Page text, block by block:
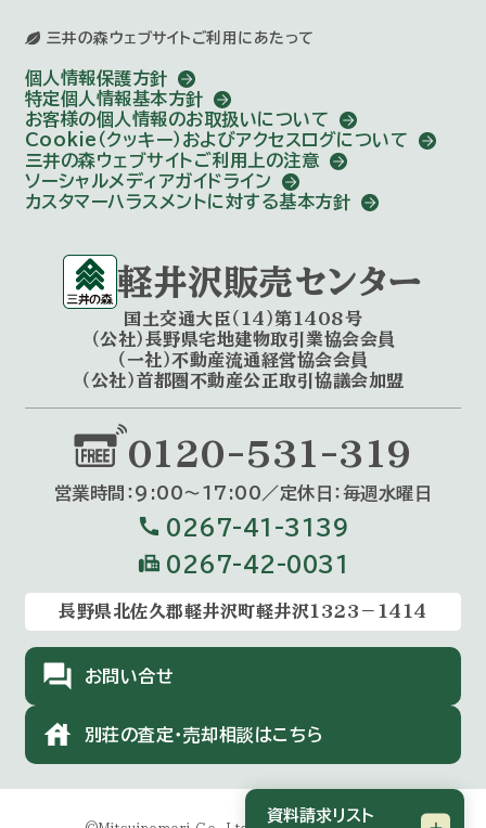
資料請求リスト
三井の森ウェブサイトご利用にあたって
個人情報保護方針
特定個人情報基本方針
お客様の個人情報のお取扱いについて
Cookie（クッキー）およびアクセスログについて
三井の森ウェブサイトご利用上の注意
ソーシャルメディアガイドライン
カスタマーハラスメントに対する基本方針
軽井沢販売センター
国土交通大臣（14）第1408号
（公社）長野県宅地建物取引業協会会員
（一社）不動産流通経営協会会員
（公社）首都圏不動産公正取引協議会加盟
0120-531-319
営業時間：9:00〜17:00／定休⽇：毎週⽔曜⽇
call 0267-41-3139
fax 0267-42-0031
長野県北佐久郡軽井沢町軽井沢1323－1414
forum お問い合せ
house 別荘の査定・売却相談はこちら